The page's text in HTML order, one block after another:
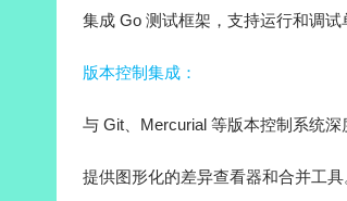
集成 Go 测试框架，支持运行和调试
版本控制集成：
与 Git、Mercurial 等版本控制系统深
提供图形化的差异查看器和合并工具